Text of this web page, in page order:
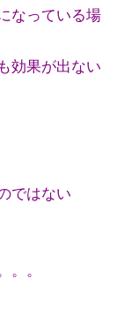
なっている場
効果が出ない
ではない
。。